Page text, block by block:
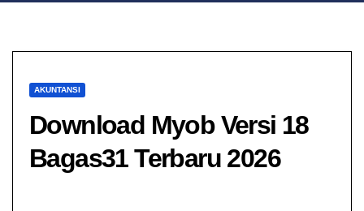
AKUNTANSI
Download Myob Versi 18
Bagas31 Terbaru 2026